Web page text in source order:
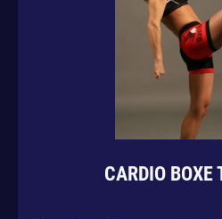
CARDIO BOXE